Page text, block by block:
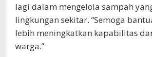
lagi dalam mengelola sampah
lingkungan sekitar. “Semoga
lebih meningkatkan kapabilitas
warga.”